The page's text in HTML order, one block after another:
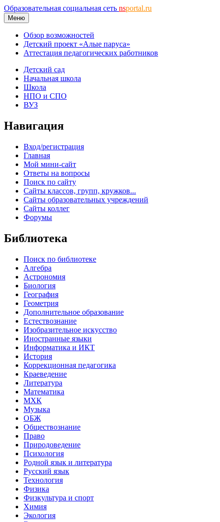
Образовательная социальная сеть nsportal.ru
Меню
Обзор возможностей
Детский проект «Алые паруса»
Аттестация педагогических работников
Детский сад
Начальная школа
Школа
НПО и СПО
ВУЗ
Навигация
Вход/регистрация
Главная
Мой мини-сайт
Ответы на вопросы
Поиск по сайту
Сайты классов, групп, кружков...
Сайты образовательных учреждений
Сайты коллег
Форумы
Библиотека
Поиск по библиотеке
Алгебра
Астрономия
Биология
География
Геометрия
Дополнительное образование
Естествознание
Изобразительное искусство
Иностранные языки
Информатика и ИКТ
История
Коррекционная педагогика
Краеведение
Литература
Математика
МХК
Музыка
ОБЖ
Обществознание
Право
Природоведение
Психология
Родной язык и литература
Русский язык
Технология
Физика
Физкультура и спорт
Химия
Экология